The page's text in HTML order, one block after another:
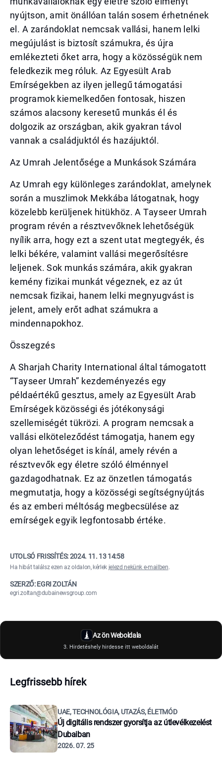
nyújtson, amit önállóan talán sosem érhetnének
el. A zarándoklat nemcsak vallási, hanem lelki
megújulást is biztosít számukra, és újra
emlékezteti őket arra, hogy a közösségük nem
feledkezik meg róluk. Az Egyesült Arab
Emírségekben az ilyen jellegű támogatási
programok kiemelkedően fontosak, hiszen
számos alacsony keresetű munkás él és
dolgozik az országban, akik gyakran távol
vannak a családjuktól és hazájuktól.
Az Umrah Jelentősége a Munkások Számára
Az Umrah egy különleges zarándoklat, amelynek
során a muszlimok Mekkába látogatnak, hogy
közelebb kerüljenek hitükhöz. A Tayseer Umrah
program révén a résztvevőknek lehetőségük
nyílik arra, hogy ezt a szent utat megtegyék, és
lelki békére, valamint vallási megerősítésre
leljenek. Sok munkás számára, akik gyakran
kemény fizikai munkát végeznek, ez az út
nemcsak fizikai, hanem lelki megnyugvást is
jelent, amely erőt adhat számukra a
mindennapokhoz.
Összegzés
A Sharjah Charity International által támogatott
“Tayseer Umrah” kezdeményezés egy
példaértékű gesztus, amely az Egyesült Arab
Emírségek közösségi és jótékonysági
szellemiségét tükrözi. A program nemcsak a
vallási elköteleződést támogatja, hanem egy
olyan lehetőséget is kínál, amely révén a
résztvevők egy életre szóló élménnyel
gazdagodhatnak. Ez az önzetlen támogatás
megmutatja, hogy a közösségi segítségnyújtás
és az emberi méltóság megbecsülése az
emírségek egyik legfontosabb értéke.
UTOLSÓ FRISSÍTÉS:2024. 11. 13 14:58
Ha hibát találsz ezen az oldalon, kérlek jelezd nekünk e-mailben.
SZERZŐ: EGRI ZOLTÁN
egri.zoltan@dubainewsgroup.com
Az ön Weboldala
3. Hirdetéshely hirdesse itt weboldalát
Legfrissebb hírek
UAE, TECHNOLÓGIA, UTAZÁS, ÉLETMÓD
Új digitális rendszer gyorsítja az útlevélkezelést
Dubaiban
2026. 07. 25